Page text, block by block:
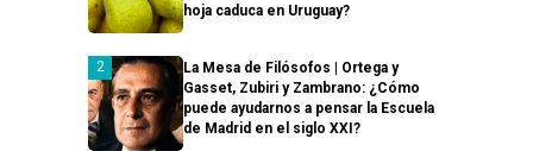
hoja caduca en Uruguay?
La Mesa de Filósofos | Ortega y
Gasset, Zubiri y Zambrano: ¿Cómo
puede ayudarnos a pensar la Escuela
de Madrid en el siglo XXI?